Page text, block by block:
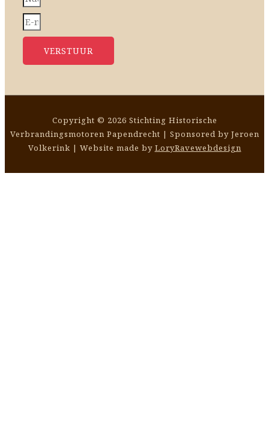
VERSTUUR
Copyright © 2026 Stichting Historische
Verbrandingsmotoren Papendrecht | Sponsored by Jeroen
Volkerink | Website made by LoryRavewebdesign